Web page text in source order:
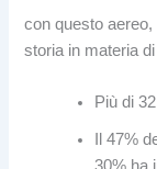
con questo
storia in materia
Più di
Il 47%